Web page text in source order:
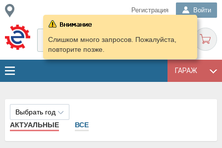
Регистрация Войти
ГАРАЖ
Слишком много запросов. Пожалуйста,
повторите позже.
Выбрать год
АКТУАЛЬНЫЕ
ВСЕ